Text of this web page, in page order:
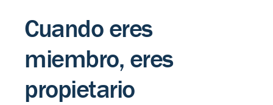
Cuando eres
miembro, eres
propietario